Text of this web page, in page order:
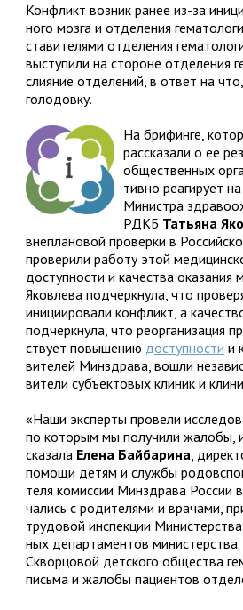
Конфликт воз­ник ранее из-за
ного мозга и отде­ле­ния
ста­ви­те­лями отде­ле­ния
высту­пили на сто­роне
сли­я­ние отде­ле­ний, в ответ на
голодовку.
На бри­финге,
рас­ска­зали о ее
обще­ствен­ных
тивно реа­ги­рует
Министра
РДКБ Татьяна
вне­пла­но­вой про­верки в
про­ве­рили работу этой
доступ­но­сти и каче­ства
Яковлева под­черк­нула, что
ини­ци­и­ро­вали кон­фликт, а
под­черк­нула, что реор­га­ни­за­ция
ствует повы­ше­нию доступ­но­сти и
ви­те­лей Минздрава, вошли
ви­тели субъ­ек­то­вых кли­ник и
«Наши экс­перты про­вели
по кото­рым мы полу­чили жалобы,
ска­зала Елена Байбарина,
помощи детям и службы
теля комис­сии Минздрава
ча­лись с роди­те­лями и вра­чами,
тру­до­вой инспек­ции
ных депар­та­мен­тов
Скворцовой дет­ского обще­ства
письма и жалобы паци­ен­тов